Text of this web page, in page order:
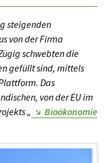
steigenden
von der Firma
schwebten die
gefüllt sind, mittels
Das
von der EU im
„
Bioökonomie